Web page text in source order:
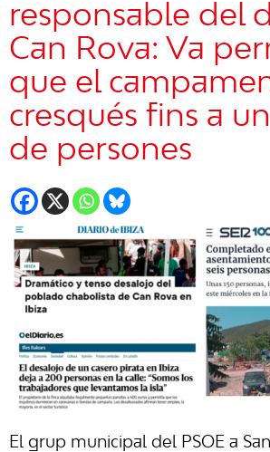
responsable del
Can Rova: Va
que el
cresqués fins a
de persones
El grup municipal del PSOE a